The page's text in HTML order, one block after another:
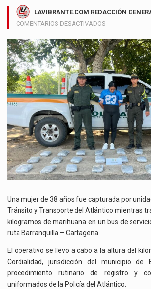
LAVIBRANTE.COM REDACCIÓN
COMENTARIOS DESACTIVADOS
MUJER
CON
14
KILOS
DE
MARIHUANA
EN
UN
BUS
QUE
VIAJABA
DE
BARRANQUILLA
A
Una mujer de 38 años fue capturada por
Tránsito y Transporte del Atlántico mientras
kilogramos de marihuana en un bus de
ruta Barranquilla – Cartagena.
El operativo se llevó a cabo a la altura del
Cordialidad, jurisdicción del municipio de
procedimiento rutinario de registro y
uniformados de la Policía del Atlántico.